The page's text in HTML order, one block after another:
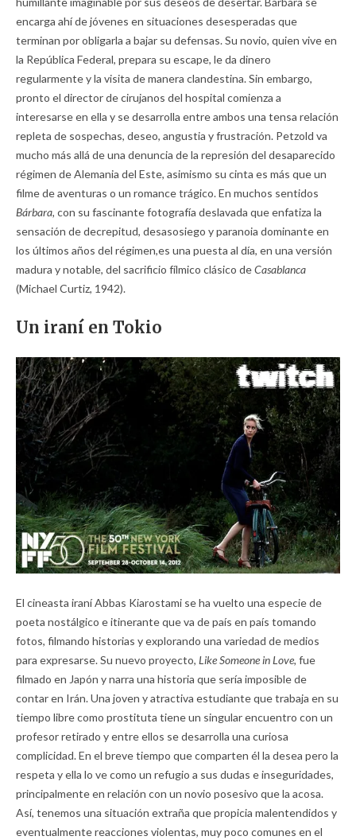
encarga ahí de jóvenes en situaciones desesperadas que
terminan por obligarla a bajar su defensas. Su novio, quien vive en
la República Federal, prepara su escape, le da dinero
regularmente y la visita de manera clandestina. Sin embargo,
pronto el director de cirujanos del hospital comienza a
interesarse en ella y se desarrolla entre ambos una tensa relación
repleta de sospechas, deseo, angustia y frustración. Petzold va
mucho más allá de una denuncia de la represión del desaparecido
régimen de Alemania del Este, asimismo su cinta es más que un
filme de aventuras o un romance trágico. En muchos sentidos
Bárbara, con su fascinante fotografía deslavada que enfatiza la
sensación de decrepitud, desasosiego y paranoia dominante en
los últimos años del régimen,es una puesta al día, en una versión
madura y notable, del sacrificio fílmico clásico deCasablanca
(Michael Curtiz, 1942).
Un iraní en Tokio
El cineasta iraní Abbas Kiarostami se ha vuelto una especie de
poeta nostálgico e itinerante que va de país en país tomando
fotos, filmando historias y explorando una variedad de medios
para expresarse. Su nuevo proyecto, Like Someone in Love, fue
filmado en Japón y narra una historia que sería imposible de
contar en Irán. Una joven y atractiva estudiante que trabaja en su
tiempo libre como prostituta tiene un singular encuentro con un
profesor retirado y entre ellos se desarrolla una curiosa
complicidad. En el breve tiempo que comparten él la desea pero la
respeta y ella lo ve como un refugio a sus dudas e inseguridades,
principalmente en relación con un novio posesivo que la acosa.
Así, tenemos una situación extraña que propicia malentendidos y
eventualmente reacciones violentas, muy poco comunes en el